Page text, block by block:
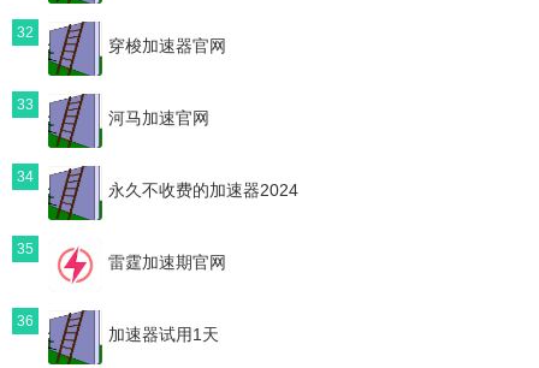
32
穿梭加速器官网
33
河马加速官网
34
永久不收费的加速器2024
35
雷霆加速期官网
36
加速器试用1天